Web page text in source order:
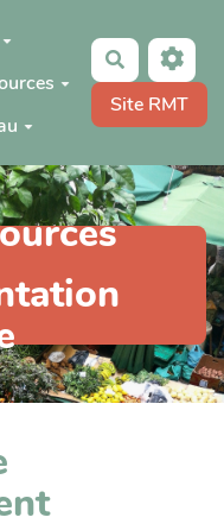
Rechercher
Site RMT